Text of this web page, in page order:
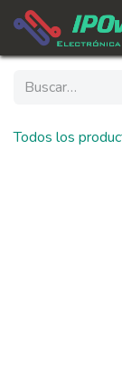
Ir al contenido
Todos los